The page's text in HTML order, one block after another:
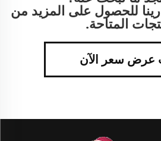
للحصول على المزيد من
المتاحة.
عرض سعر الآن